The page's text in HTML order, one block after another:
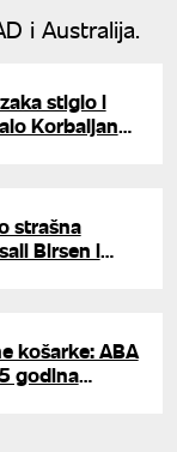
i Australija.
stiglo i
Korbaljan
strašna
Birsen i
košarke: ABA
godina